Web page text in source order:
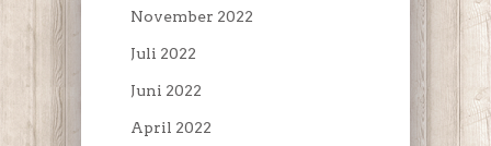
November 2022
Juli 2022
Juni 2022
April 2022